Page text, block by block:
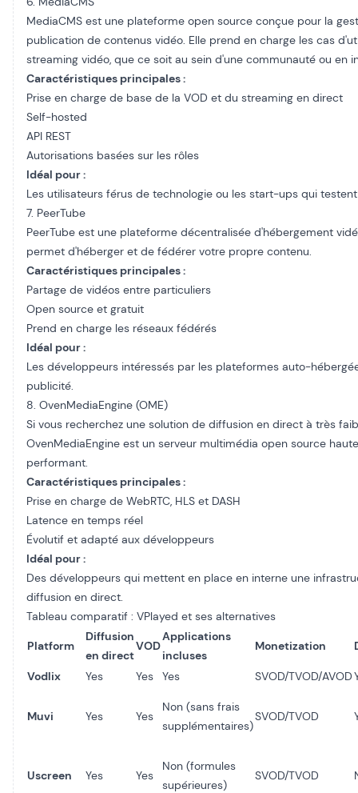
MediaCMS est une plateforme open source conçue pour la
publication de contenus vidéo. Elle prend en charge les cas
streaming vidéo, que ce soit au sein d'une communauté ou en
Caractéristiques principales :
Prise en charge de base de la VOD et du streaming en direct
Self-hosted
API REST
Autorisations basées sur les rôles
Idéal pour :
Les utilisateurs férus de technologie ou les start-ups qui testent
7. PeerTube
PeerTube est une plateforme décentralisée d'hébergement
permet d'héberger et de fédérer votre propre contenu.
Caractéristiques principales :
Partage de vidéos entre particuliers
Open source et gratuit
Prend en charge les réseaux fédérés
Idéal pour :
Les développeurs intéressés par les plateformes auto-
publicité.
8. OvenMediaEngine (OME)
Si vous recherchez une solution de diffusion en direct à très
OvenMediaEngine est un serveur multimédia open source
performant.
Caractéristiques principales :
Prise en charge de WebRTC, HLS et DASH
Latence en temps réel
Évolutif et adapté aux développeurs
Idéal pour :
Des développeurs qui mettent en place en interne une
diffusion en direct.
Tableau comparatif : VPlayed et ses alternatives
Platform
Diffusion
en direct
VOD
Applications
incluses
Monetization
Vodlix Yes Yes Yes SVOD/TVOD/AVOD
Muvi Yes Yes
Non (sans frais
supplémentaires)
SVOD/TVOD
Uscreen Yes Yes
Non (formules
supérieures)
SVOD/TVOD